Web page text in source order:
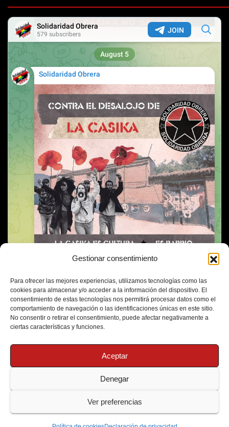
Gestionar consentimiento
Para ofrecer las mejores experiencias, utilizamos tecnologías como las
cookies para almacenar y/o acceder a la información del dispositivo. El
consentimiento de estas tecnologías nos permitirá procesar datos como el
comportamiento de navegación o las identificaciones únicas en este sitio.
No consentir o retirar el consentimiento, puede afectar negativamente a
ciertas características y funciones.
Aceptar
Denegar
Ver preferencias